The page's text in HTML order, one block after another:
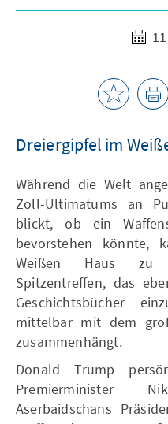
Dreiergipfel im
Während die Welt
Zoll-Ultimatums an
blickt, ob ein
bevorstehen könnte,
Weißen Haus zu
Spitzentreffen, das
Geschichtsbücher
mittelbar mit dem
zusammenhängt.
Donald Trump
Premierminister
Aserbaidschans